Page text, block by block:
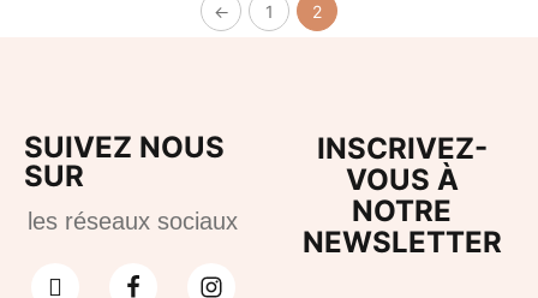
← 1 2
SUIVEZ NOUS
SUR
les réseaux sociaux
INSCRIVEZ-
VOUS À
NOTRE
NEWSLETTER